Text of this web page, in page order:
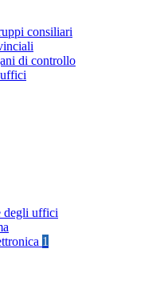
consiliari
di controllo
degli uffici
1